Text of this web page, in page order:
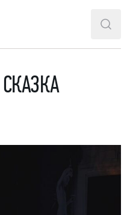
и балета